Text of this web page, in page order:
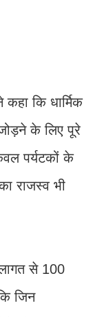
कि धार्मिक
के लिए पूरे
पर्यटकों के
राजस्व भी
से 100
जिन